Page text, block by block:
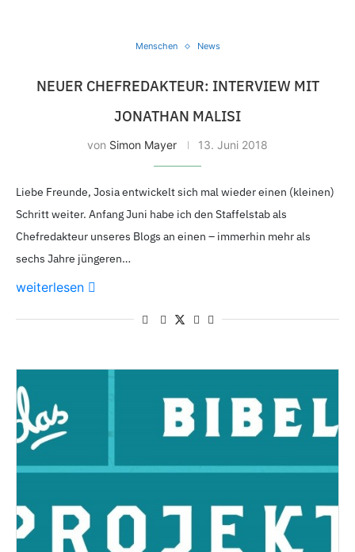
Menschen News
NEUER CHEFREDAKTEUR: INTERVIEW MIT
JONATHAN MALISI
von Simon Mayer 13. Juni 2018
Liebe Freunde, Josia entwickelt sich mal wieder einen (kleinen)
Schritt weiter. Anfang Juni habe ich den Staffelstab als
Chefredakteur unseres Blogs an einen – immerhin mehr als
sechs Jahre jüngeren…
weiterlesen